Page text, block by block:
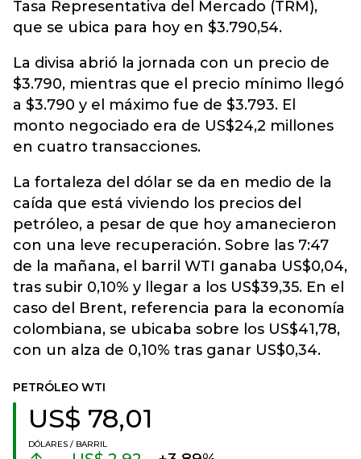
Tasa Representativa del Mercado (TRM),
que se ubica para hoy en $3.790,54.
La divisa abrió la jornada con un precio de
$3.790, mientras que el precio mínimo llegó
a $3.790 y el máximo fue de $3.793. El
monto negociado era de US$24,2 millones
en cuatro transacciones.
La fortaleza del dólar se da en medio de la
caída que está viviendo los precios del
petróleo, a pesar de que hoy amanecieron
con una leve recuperación. Sobre las 7:47
de la mañana, el barril WTI ganaba US$0,04,
tras subir 0,10% y llegar a los US$39,35. En el
caso del Brent, referencia para la economía
colombiana, se ubicaba sobre los US$41,78,
con un alza de 0,10% tras ganar US$0,34.